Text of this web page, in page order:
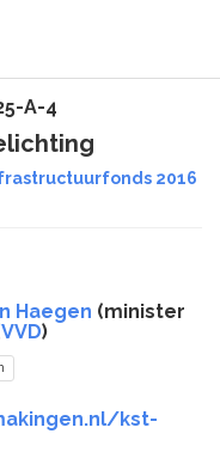
A-4
2016
Haegen (minister
VVD)
kst-